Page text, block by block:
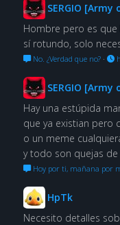
SERGIO
Hombre pero es que
sí rotundo, solo
No. ¿Verdad que no?·
SERGIO
Hay una estúpida
que ya existian pero
o un meme
y todo son quejas de
Hoy por ti, mañana por
HpTk
Necesito detalles